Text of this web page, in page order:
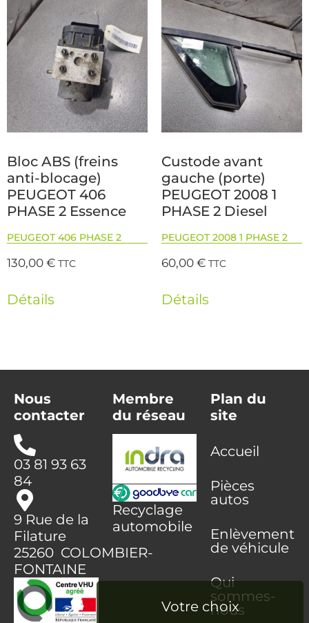
Bloc ABS (freins
anti-blocage)
PEUGEOT 406
PHASE 2 Essence
PEUGEOT 406 PHASE 2
130,00€ TTC
Détails
Custode avant
gauche (porte)
PEUGEOT 2008 1
PHASE 2 Diesel
PEUGEOT 2008 1 PHASE 2
60,00€ TTC
Détails
Nous
contacter
03 81 93 63
84
9 Rue de la
Filature
25260 COLOMBIER-
FONTAINE
Membre
du réseau
Recyclage
automobile
Plan du
site
Accueil
Pièces
autos
Enlèvement
de véhicule
Qui
sommes-
nous